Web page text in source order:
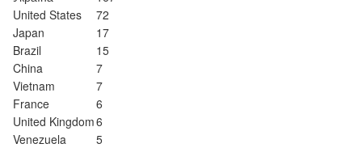
United States
72
Japan
17
Brazil
15
China
7
Vietnam
7
France
6
United Kingdom6
Venezuela
5